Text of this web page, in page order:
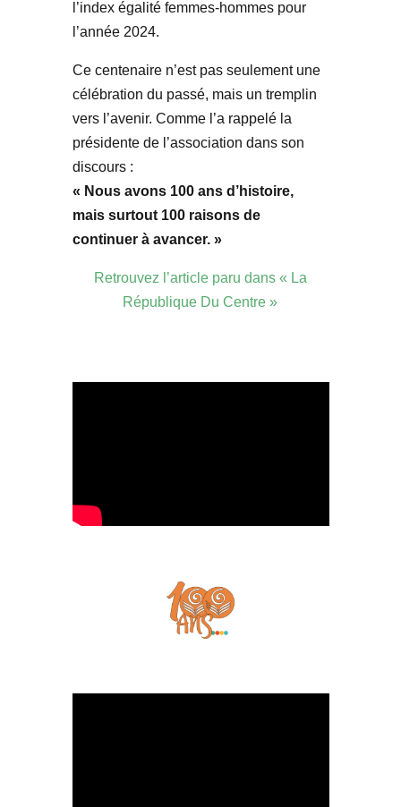
l’index égalité femmes-hommes pour
l’année 2024.
Ce centenaire n’est pas seulement une
célébration du passé, mais un tremplin
vers l’avenir. Comme l’a rappelé la
présidente de l’association dans son
discours :
« Nous avons 100 ans d’histoire,
mais surtout 100 raisons de
continuer à avancer. »
Retrouvez l’article paru dans « La
République Du Centre »